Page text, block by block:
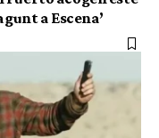
a Escena’